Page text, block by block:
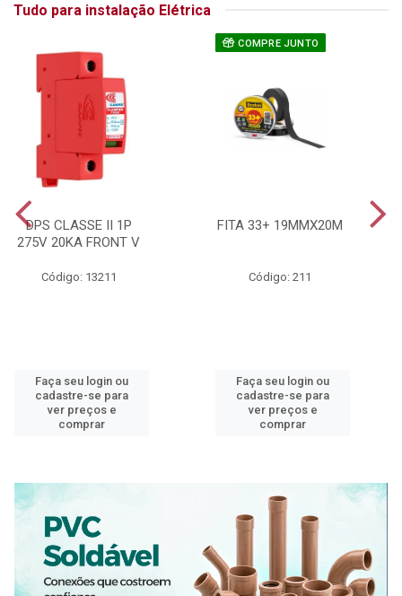
Tudo para instalação Elétrica
DPS CLASSE II 1P
275V 20KA FRONT V
Código: 13211
Faça seu login ou
cadastre-se para
ver preços e
comprar
COMPRE JUNTO
FITA 33+ 19MMX20M
Código: 211
Faça seu login ou
cadastre-se para
ver preços e
comprar